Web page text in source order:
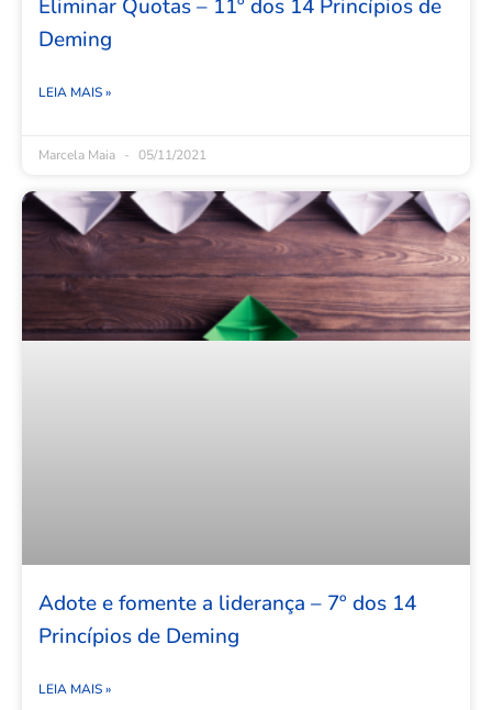
Eliminar Quotas – 11º dos 14 Princípios de
Deming
LEIA MAIS »
Marcela Maia 05/11/2021
Adote e fomente a liderança – 7º dos 14
Princípios de Deming
LEIA MAIS »